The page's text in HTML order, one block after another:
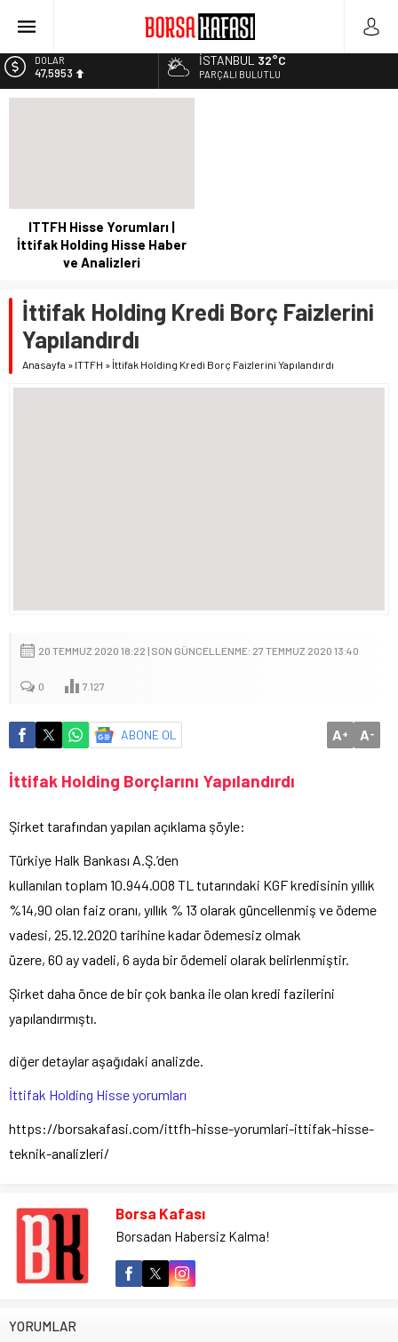
Borsa Bugün Ne Olur? 04/08/2023
Haftanın En Çok Kazandıran Yatırım Aracı
Bitcoin Halving Sonrası Kripto Para Piyasası
DOLAR
47,5953
13.685,30
İSTANBUL 32°C
PARÇALI BULUTLU
ITTFH Hisse Yorumları |
İttifak Holding Hisse Haber
ve Analizleri
İttifak Holding Kredi Borç Faizlerini
Yapılandırdı
Anasayfa » ITTFH » İttifak Holding Kredi Borç Faizlerini Yapılandırdı
20 TEMMUZ 2020 18:22 | SON GÜNCELLENME: 27 TEMMUZ 2020 13:40
0 7.127
ABONE OL A+ A-
İttifak Holding Borçlarını Yapılandırdı
Şirket tarafından yapılan açıklama şöyle:
Türkiye Halk Bankası A.Ş.’den
kullanılan toplam 10.944.008 TL tutarındaki KGF kredisinin yıllık
%14,90 olan faiz oranı, yıllık % 13 olarak güncellenmiş ve ödeme
vadesi, 25.12.2020 tarihine kadar ödemesiz olmak
üzere, 60 ay vadeli, 6 ayda bir ödemeli olarak belirlenmiştir.
Şirket daha önce de bir çok banka ile olan kredi fazilerini
yapılandırmıştı.
diğer detaylar aşağıdaki analizde.
İttifak Holding Hisse yorumları
https://borsakafasi.com/ittfh-hisse-yorumlari-ittifak-hisse-
teknik-analizleri/
Borsa Kafası
Borsadan Habersiz Kalma!
YORUMLAR